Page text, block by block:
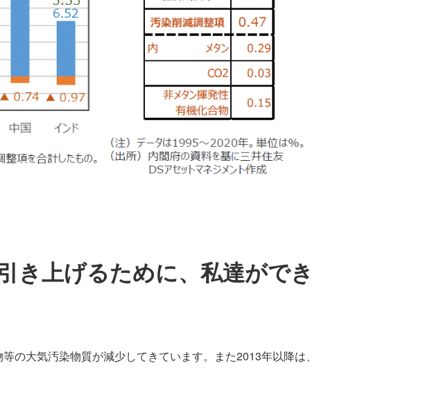
き上げるために、私達ができ
の大気汚染物質が減少してきています。また2013年以降は、